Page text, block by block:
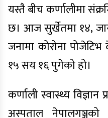
यस्तै बीच कर्णालीमा
छ। आज सुर्खेतमा १४,
जनामा कोरोना
१५ सय १६ पुगेको हो।
कर्णाली स्वास्थ्य
अस्पताल नेपालगञ्जको